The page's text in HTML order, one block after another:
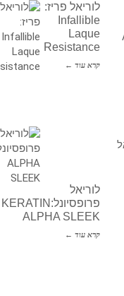
לוריאל פריז:
Infallible
Laque
Resistance
קרא עוד ←
לוריאל
פרופסיונל:KERATIN
ALPHA SLEEK
קרא עוד ←